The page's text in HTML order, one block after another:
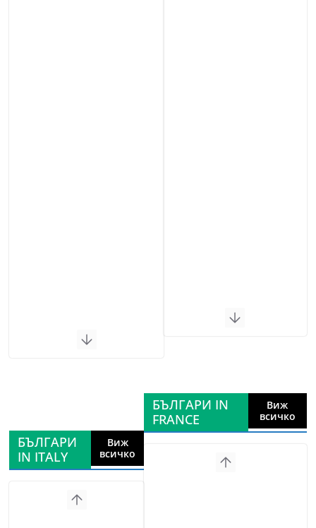
БЪЛГАРИ
IN ITALY
Виж
всичко
БЪЛГАРИ IN
FRANCE
Виж
всичко